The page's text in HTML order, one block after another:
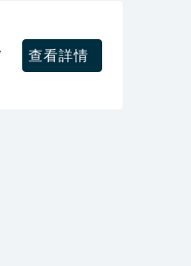
查看詳情